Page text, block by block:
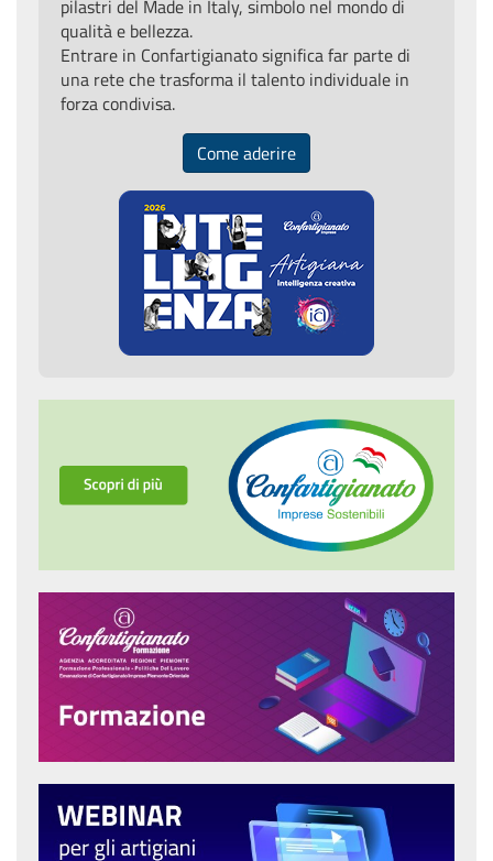
pilastri del Made in Italy, simbolo nel mondo di
qualità e bellezza.
Entrare in Confartigianato significa far parte di
una rete che trasforma il talento individuale in
forza condivisa.
Come aderire